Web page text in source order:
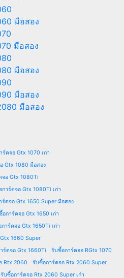
มือสอง
มือสอง
มือสอง
มือสอง
มือสอง
ร์ดจอ Gtx 1070 เก่า
Gtx 1080 มือสอง
จอ Gtx 1080Ti
การ์ดจอ Gtx 1080Ti เก่า
ร์ดจอ Gtx 1650 Super มือสอง
อการ์ดจอ Gtx 1650 เก่า
าร์ดจอ Gtx 1650Ti เก่า
1660 Super
ร์ดจอ Gtx 1660Ti
รับซื้อการ์ดจอ RGtx 1070
Rtx 2060
รับซื้อการ์ดจอ Rtx 2060 Super
รับซื้อการ์ดจอ Rtx 2060 Super เก่า